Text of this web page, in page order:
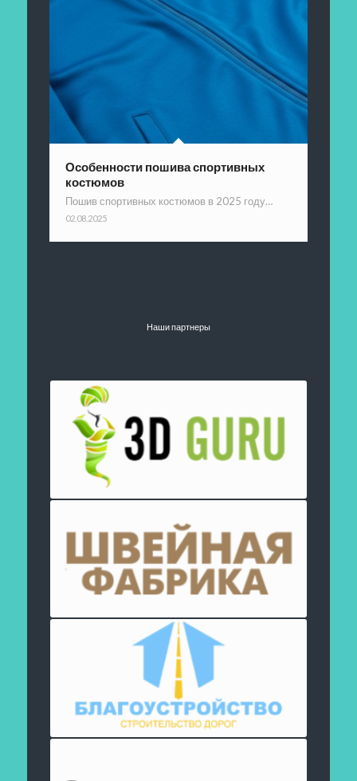
Особенности пошива спортивных
костюмов
Пошив спортивных костюмов в 2025 году…
02.08.2025
Наши партнеры